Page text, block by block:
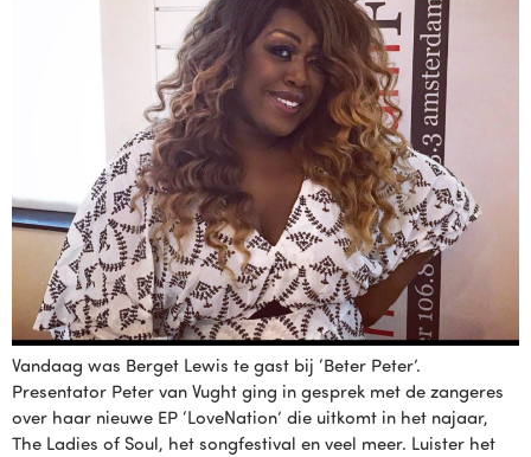
Vandaag was Berget Lewis te gast bij ‘Beter Peter’.
Presentator Peter van Vught ging in gesprek met de zangeres
over haar nieuwe EP ‘LoveNation’ die uitkomt in het najaar,
The Ladies of Soul, het songfestival en veel meer. Luister het